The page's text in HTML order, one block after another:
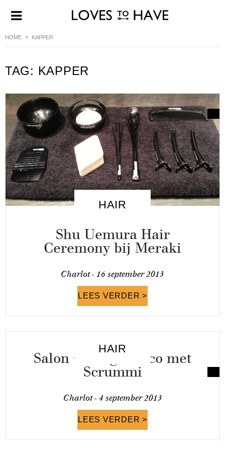
HOME KAPPER
TAG: KAPPER
HAIR
Shu Uemura Hair
Ceremony bij Meraki
Charlot - 16 september 2013
LEES VERDER >
HAIR
Salon Craft gaat eco met
Scrummi
Charlot - 4 september 2013
LEES VERDER >